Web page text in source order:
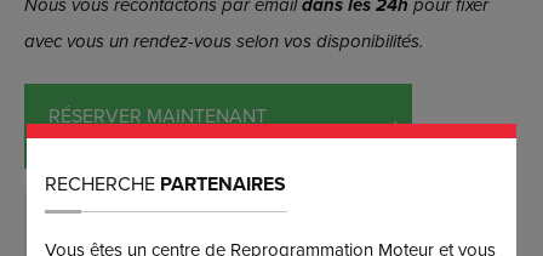
avec vous un rendez-vous selon vos disponibilités.
RÉSERVER MAINTENANT
(et bénéficiez d’une remise de 5%)
RECHERCHE PARTENAIRES
Vous êtes un centre de Reprogrammation Moteur et vous